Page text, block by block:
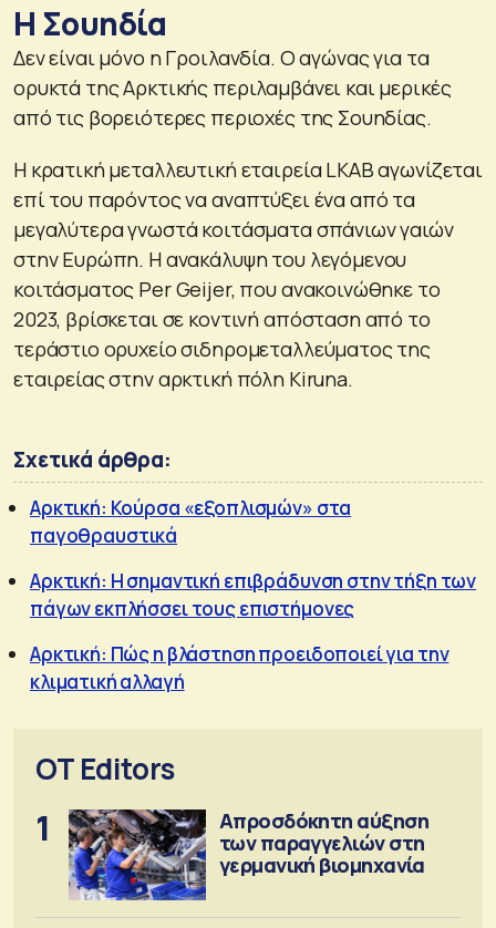
Η Σουηδία
Δεν είναι μόνο η Γροιλανδία. Ο αγώνας για τα
ορυκτά της Αρκτικής περιλαμβάνει και μερικές
από τις βορειότερες περιοχές της Σουηδίας.
Η κρατική μεταλλευτική εταιρεία LKAB αγωνίζεται
επί του παρόντος να αναπτύξει ένα από τα
μεγαλύτερα γνωστά κοιτάσματα σπάνιων γαιών
στην Ευρώπη. Η ανακάλυψη του λεγόμενου
κοιτάσματος Per Geijer, που ανακοινώθηκε το
2023, βρίσκεται σε κοντινή απόσταση από το
τεράστιο ορυχείο σιδηρομεταλλεύματος της
εταιρείας στην αρκτική πόλη Kiruna.
Σχετικά άρθρα:
Αρκτική: Κούρσα «εξοπλισμών» στα
παγοθραυστικά
Αρκτική: Η σημαντική επιβράδυνση στην τήξη των
πάγων εκπλήσσει τους επιστήμονες
Αρκτική: Πώς η βλάστηση προειδοποιεί για την
κλιματική αλλαγή
OT Editors
1
Απροσδόκητη αύξηση
των παραγγελιών στη
γερμανική βιομηχανία